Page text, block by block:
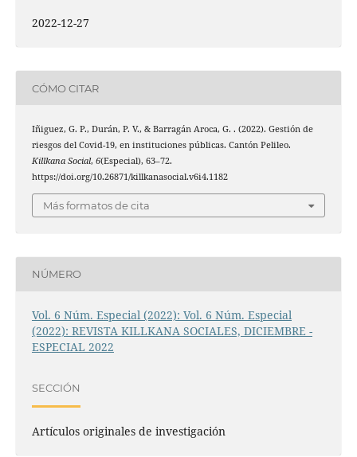
2022-12-27
CÓMO CITAR
Iñiguez, G. P., Durán, P. V., & Barragán Aroca, G. . (2022). Gestión de
riesgos del Covid-19, en instituciones públicas. Cantón Pelileo.
Killkana Social, 6(Especial), 63–72.
https://doi.org/10.26871/killkanasocial.v6i4.1182
Más formatos de cita
NÚMERO
Vol. 6 Núm. Especial (2022): Vol. 6 Núm. Especial
(2022): REVISTA KILLKANA SOCIALES, DICIEMBRE -
ESPECIAL 2022
SECCIÓN
Artículos originales de investigación